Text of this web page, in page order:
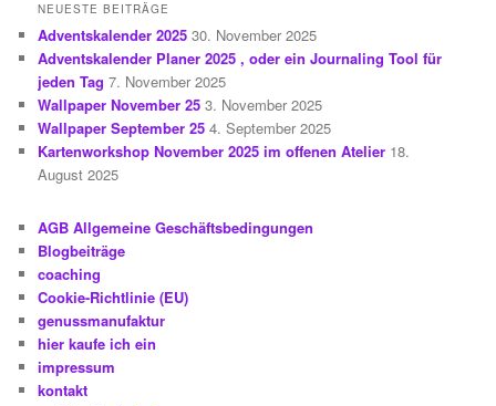
NEUESTE BEITRÄGE
Adventskalender 2025 30. November 2025
Adventskalender Planer 2025 , oder ein Journaling Tool für
jeden Tag 7. November 2025
Wallpaper November 25 3. November 2025
Wallpaper September 25 4. September 2025
Kartenworkshop November 2025 im offenen Atelier 18.
August 2025
AGB Allgemeine Geschäftsbedingungen
Blogbeiträge
coaching
Cookie-Richtlinie (EU)
genussmanufaktur
hier kaufe ich ein
impressum
kontakt